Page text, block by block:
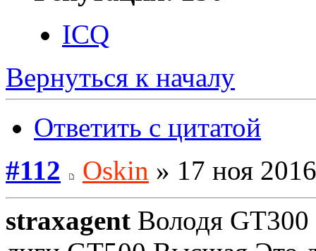
ICQ
Вернуться к началу
Ответить с цитатой
#112
Oskin » 17 ноя
straxagent Володя